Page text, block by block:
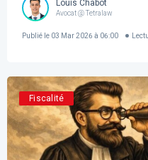
Louis Chabot
Avocat @ Tetralaw
Publié le 03 Mar 2026 à 06:00
Fiscalité